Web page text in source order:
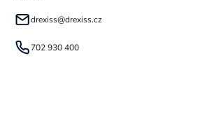
drexiss@drexiss.cz
702 930 400